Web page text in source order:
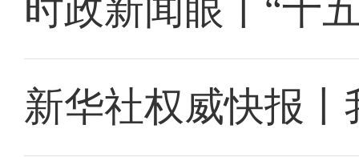
时政新闻眼丨“十
新华社权威快报